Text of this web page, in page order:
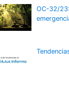
OC-32/